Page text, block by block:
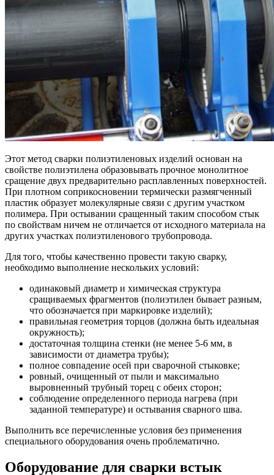
Этот метод сварки полиэтиленовых изделий основан на
свойстве полиэтилена образовывать прочное монолитное
сращение двух предварительно расплавленных поверхностей.
При плотном соприкосновении термически размягченный
пластик образует молекулярные связи с другим участком
полимера. При остывании сращенный таким способом стык
по свойствам ничем не отличается от исходного материала на
других участках полиэтиленового трубопровода.
Для того, чтобы качественно провести такую сварку,
необходимо выполнение нескольких условий:
одинаковый диаметр и химическая структура
сращиваемых фрагментов (полиэтилен бывает разным,
что обозначается при маркировке изделий);
правильная геометрия торцов (должна быть идеальная
окружность);
достаточная толщина стенки (не менее 5-6 мм, в
зависимости от диаметра трубы);
полное совпадение осей при сварочной стыковке;
ровный, очищенный от пыли и максимально
выровненный трубный торец с обеих сторон;
соблюдение определенного периода нагрева (при
заданной температуре) и остывания сварного шва.
Выполнить все перечисленные условия без применения
специального оборудования очень проблематично.
Оборудование для сварки встык